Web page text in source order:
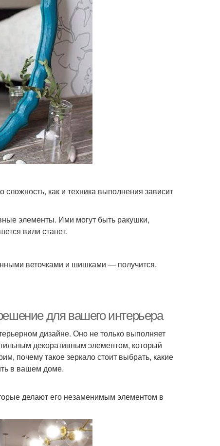
как и техника выполнения зависит
элементы. Ими могут быть ракушки,
вили станет.
веточками и шишками — получится.
для вашего интерьера
дизайне. Оно не только выполняет
декоративным элементом, который
почему такое зеркало стоит выбрать, какие
в вашем доме.
делают его незаменимым элементом в